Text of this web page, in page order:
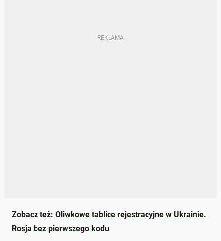
Zobacz też: Oliwkowe tablice rejestracyjne w Ukrainie.
Rosja bez pierwszego kodu